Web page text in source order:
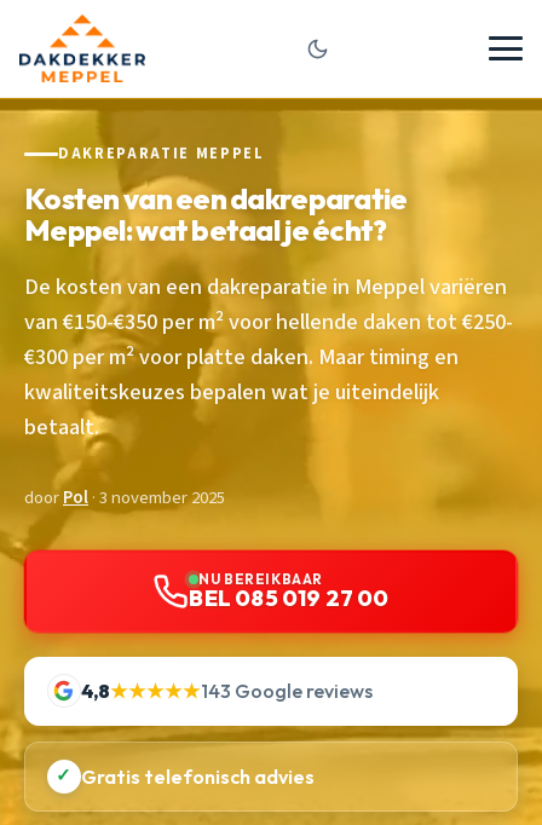
DAKREPARATIE MEPPEL
Kosten van een dakreparatie
Meppel: wat betaal je écht?
De kosten van een dakreparatie in Meppel variëren
van €150-€350 per m² voor hellende daken tot €250-
€300 per m² voor platte daken. Maar timing en
kwaliteitskeuzes bepalen wat je uiteindelijk
betaalt.
doorPol· 3 november 2025
NU BEREIKBAAR
BEL 085 019 27 00
4,8★★★★★143 Google reviews
✓ Gratis telefonisch advies